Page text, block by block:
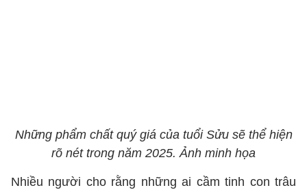
Những phẩm chất quý giá của tuổi Sửu sẽ thể hiện
rõ nét trong năm 2025. Ảnh minh họa
Nhiều người cho rằng những ai cầm tinh con trâu